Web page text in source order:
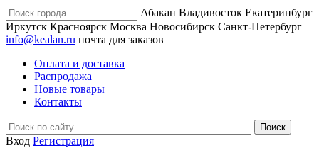
Абакан Владивосток Екатеринбург
Иркутск Красноярск Москва Новосибирск Санкт-Петербург
info@kealan.ru почта для заказов
Оплата и доставка
Распродажа
Новые товары
Контакты
Вход Регистрация